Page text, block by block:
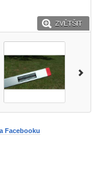
ZVĚTŠIT
Facebooku